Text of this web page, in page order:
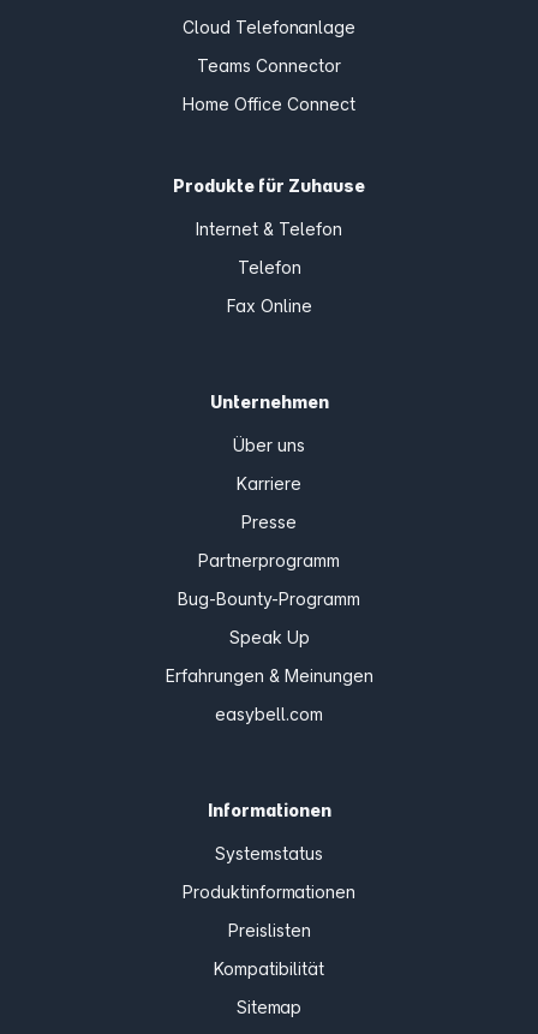
Cloud Telefonanlage
Teams Connector
Home Office Connect
Produkte für Zuhause
Internet & Telefon
Telefon
Fax Online
Unternehmen
Über uns
Karriere
Presse
Partnerprogramm
Bug-Bounty-Programm
Speak Up
Erfahrungen & Meinungen
easybell.com
Informationen
Systemstatus
Produktinformationen
Preislisten
Kompatibilität
Sitemap